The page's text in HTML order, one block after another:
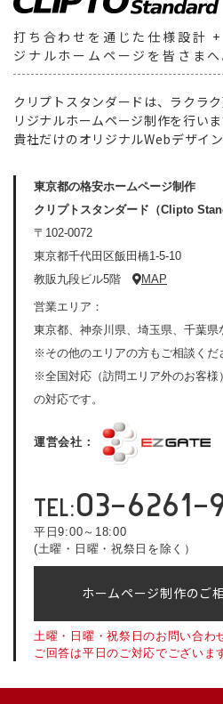
打ち合わせを通じた仕様設計
ジナルホームページを皆さまへ
クリプトスタンダードは、ラクラ
リジナルホームページ制作を行いま
貴社だけのオリジナルWebデザイ
東京都の格安ホームページ制作
クリプトスタンダード（Clipto
〒102-0072
東京都千代田区飯田橋1-5-10
教販九段ビル5階
MAP
営業エリア：
東京都、神奈川県、埼玉県、千葉県
※その他のエリアの方もご相談くだ
※全国対応（訪問エリア外のお客様
の対応です。
運営会社：
TEL:03-6261-
平日9:00～18:00
(土曜・日曜・祝祭日を除く）
ホームページ制作のご
土曜・日曜・祝祭日のお問い合わ
ご回答は平日のご対応でございま